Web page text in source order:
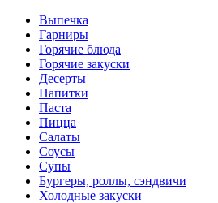
Выпечка
Гарниры
Горячие блюда
Горячие закуски
Десерты
Напитки
Паста
Пицца
Салаты
Соусы
Супы
Бургеры, роллы, сэндвичи
Холодные закуски